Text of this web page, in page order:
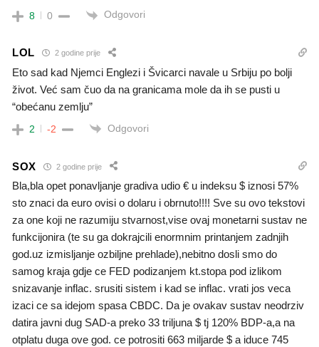
8 0 Odgovori
LOL 2 godine prije
Eto sad kad Njemci Englezi i Švicarci navale u Srbiju po bolji
život. Već sam čuo da na granicama mole da ih se pusti u
“obećanu zemlju”
2 -2 Odgovori
SOX 2 godine prije
Bla,bla opet ponavljanje gradiva udio € u indeksu $ iznosi 57%
sto znaci da euro ovisi o dolaru i obrnuto!!!! Sve su ovo tekstovi
za one koji ne razumiju stvarnost,vise ovaj monetarni sustav ne
funkcijonira (te su ga dokrajcili enormnim printanjem zadnjih
god.uz izmisljanje ozbiljne prehlade),nebitno dosli smo do
samog kraja gdje ce FED podizanjem kt.stopa pod izlikom
snizavanje inflac. srusiti sistem i kad se inflac. vrati jos veca
izaci ce sa idejom spasa CBDC. Da je ovakav sustav neodrziv
datira javni dug SAD-a preko 33 triljuna $ tj 120% BDP-a,a na
otplatu duga ove god. ce potrositi 663 miljarde $ a iduce 745